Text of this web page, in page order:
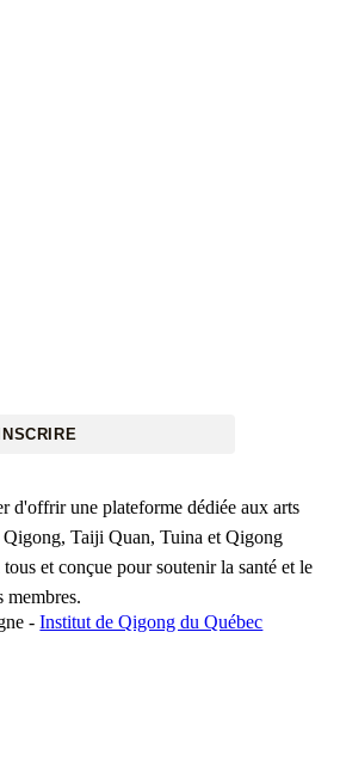
d'offrir une plateforme dédiée aux arts
Taiji Quan, Tuina et Qigong
et conçue pour soutenir la santé et le
membres.
-Institut de Qigong du Québec